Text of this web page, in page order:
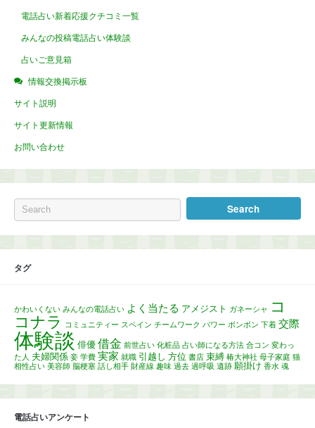
電話占い新着応援クチコミ一覧
みんなの投稿電話占い体験談
占いご意見箱
情報交換掲示板
サイト説明
サイト更新情報
お問い合わせ
タグ
かわいくない みんなの電話占い よく当たる アメジスト ガネーシャ
コ
コナラ
コミュニティー スペイン チームワーク パワー ボンボン 下着 交際
体験談 俳優 借金 前世占い 化粧品 占い師になる方法 合コン 変わっ
た人 夫婦関係 妾 学費 実家 就職 引越し 方位 書店 束縛 椿大神社 母子家庭 猫
相性占い 美容師 脳梗塞 話し相手 財産線 趣味 過去 過呼吸 遺跡 願掛け 香水 魂
電話占いアンケート